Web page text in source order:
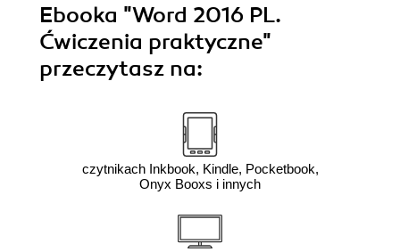
Ebooka "Word 2016 PL.
Ćwiczenia praktyczne"
przeczytasz na:
czytnikach Inkbook, Kindle, Pocketbook,
Onyx Booxs i innych